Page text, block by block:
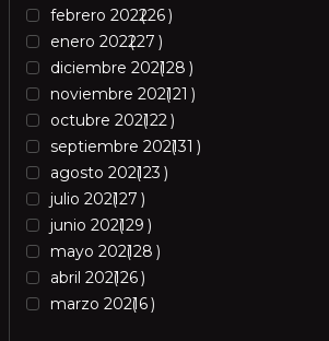
febrero 202226
enero 202227
diciembre 202128
noviembre 202121
octubre 202122
septiembre 202131
agosto 202123
julio 202127
junio 202129
mayo 202128
abril 202126
marzo 20216